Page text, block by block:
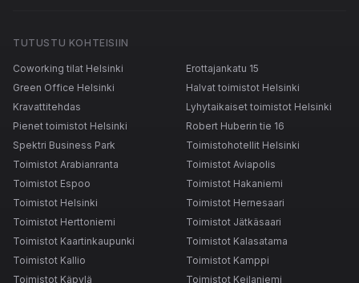
TUTUSTU KOHTEISIIN
Coworking tilat Helsinki
Erottajankatu 15
Green Office Helsinki
Halvat toimistot Helsinki
Kravattitehdas
Lyhytaikaiset toimistot Helsinki
Pienet toimistot Helsinki
Robert Huberin tie 16
Spektri Business Park
Toimistohotellit Helsinki
Toimistot Arabianranta
Toimistot Aviapolis
Toimistot Espoo
Toimistot Hakaniemi
Toimistot Helsinki
Toimistot Hernesaari
Toimistot Herttoniemi
Toimistot Jätkäsaari
Toimistot Kaartinkaupunki
Toimistot Kalasatama
Toimistot Kallio
Toimistot Kamppi
Toimistot Käpylä
Toimistot Keilaniemi